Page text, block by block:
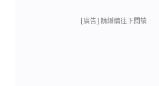
[廣告] 請繼續往下閱讀